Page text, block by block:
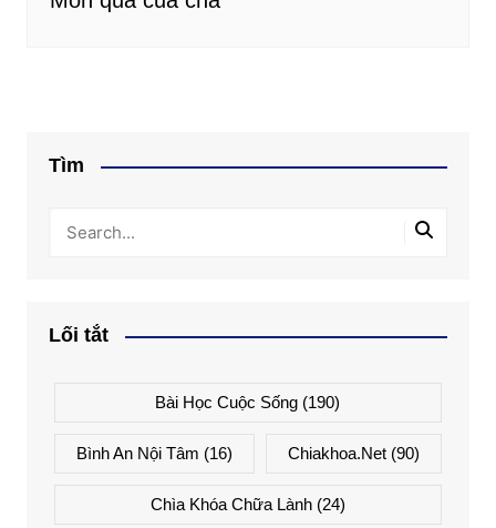
Tìm
Lối tắt
Bài Học Cuộc Sống (190)
Bình An Nội Tâm (16) Chiakhoa.net (90)
Chìa Khóa Chữa Lành(24)